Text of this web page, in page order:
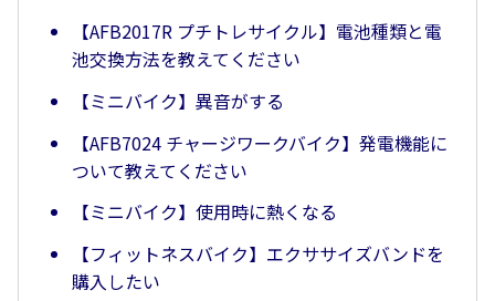
【AFB2017R プチトレサイクル】電池種類と電
池交換方法を教えてください
【ミニバイク】異音がする
【AFB7024 チャージワークバイク】発電機能に
ついて教えてください
【ミニバイク】使用時に熱くなる
【フィットネスバイク】エクササイズバンドを
購入したい